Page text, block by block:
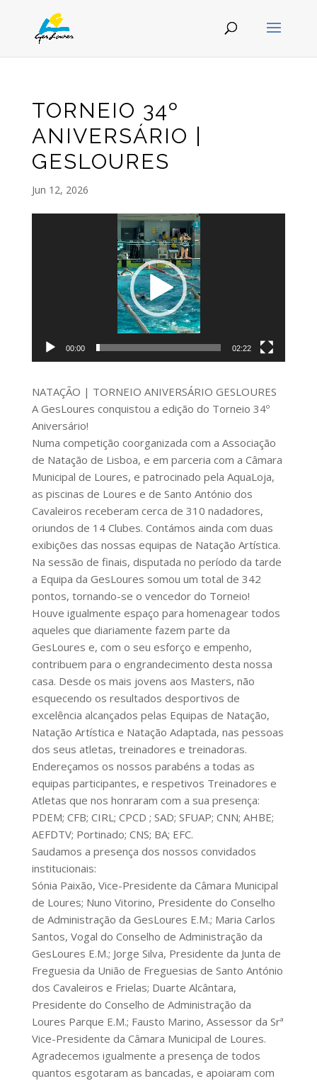
TORNEIO 34º
ANIVERSÁRIO |
GESLOURES
Jun 12, 2026
00:00 02:22
NATAÇÃO | TORNEIO ANIVERSÁRIO GESLOURES
A GesLoures conquistou a edição do Torneio 34º
Aniversário!
Numa competição coorganizada com a Associação
de Natação de Lisboa, e em parceria com a Câmara
Municipal de Loures, e patrocinado pela AquaLoja,
as piscinas de Loures e de Santo António dos
Cavaleiros receberam cerca de 310 nadadores,
oriundos de 14 Clubes. Contámos ainda com duas
exibições das nossas equipas de Natação Artística.
Na sessão de finais, disputada no período da tarde
a Equipa da GesLoures somou um total de 342
pontos, tornando-se o vencedor do Torneio!
Houve igualmente espaço para homenagear todos
aqueles que diariamente fazem parte da
GesLoures e, com o seu esforço e empenho,
contribuem para o engrandecimento desta nossa
casa. Desde os mais jovens aos Masters, não
esquecendo os resultados desportivos de
excelência alcançados pelas Equipas de Natação,
Natação Artística e Natação Adaptada, nas pessoas
dos seus atletas, treinadores e treinadoras.
Endereçamos os nossos parabéns a todas as
equipas participantes, e respetivos Treinadores e
Atletas que nos honraram com a sua presença:
PDEM; CFB; CIRL; CPCD ; SAD; SFUAP; CNN; AHBE;
AEFDTV; Portinado; CNS; BA; EFC.
Saudamos a presença dos nossos convidados
institucionais:
Sónia Paixão, Vice-Presidente da Câmara Municipal
de Loures; Nuno Vitorino, Presidente do Conselho
de Administração da GesLoures E.M.; Maria Carlos
Santos, Vogal do Conselho de Administração da
GesLoures E.M.; Jorge Silva, Presidente da Junta de
Freguesia da União de Freguesias de Santo António
dos Cavaleiros e Frielas; Duarte Alcântara,
Presidente do Conselho de Administração da
Loures Parque E.M.; Fausto Marino, Assessor da Srª
Vice-Presidente da Câmara Municipal de Loures.
Agradecemos igualmente a presença de todos
quantos esgotaram as bancadas, e apoiaram com